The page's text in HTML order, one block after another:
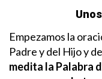
Empezamos la
Padre y del Hijo y
medita la Palabra